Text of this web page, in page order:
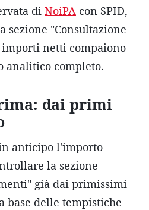
di NoiPA con SPID,
sezione "Consultazione
netti compaiono
analitico completo.
dai primi
anticipo l'importo
la sezione
già dai primissimi
base delle tempistiche